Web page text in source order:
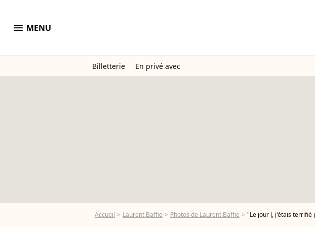
menu MENU
Billetterie En privé avec
Accueil Laurent Baffie Photos de Laurent Baffie "Le jour J, j'étais terrifié j'ai dormi dans un hôtel pas